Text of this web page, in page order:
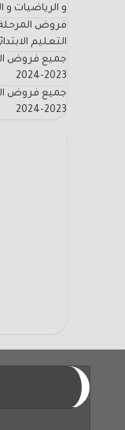
و الرياضيات و
فروض
التعليم الابتدائي 2023-
جميع فروض
2023-2024
جميع فروض
2023-2024